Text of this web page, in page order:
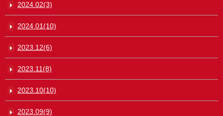
2024.02(3)
2024.01(10)
2023.12(6)
2023.11(8)
2023.10(10)
2023.09(9)